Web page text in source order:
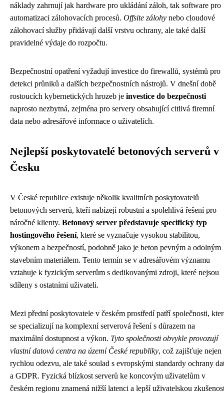
náklady zahrnují jak hardware pro ukládání záloh, tak software pro
automatizaci zálohovacích procesů. Offsite zálohy nebo cloudové
zálohovací služby přidávají další vrstvu ochrany, ale také další
pravidelné výdaje do rozpočtu.
Bezpečnostní opatření vyžadují investice do firewallů, systémů pro
detekci průniků a dalších bezpečnostních nástrojů. V dnešní době
rostoucích kybernetických hrozeb je investice do bezpečnosti
naprosto nezbytná, zejména pro servery obsahující citlivá firemní
data nebo adresářové informace o uživatelích.
Nejlepší poskytovatelé betonových serverů v
Česku
V České republice existuje několik kvalitních poskytovatelů
betonových serverů, kteří nabízejí robustní a spolehlivá řešení pro
náročné klienty. Betonový server představuje specifický typ
hostingového řešení, které se vyznačuje vysokou stabilitou,
výkonem a bezpečností, podobně jako je beton pevným a odolným
stavebním materiálem. Tento termín se v adresářovém významu
vztahuje k fyzickým serverům s dedikovanými zdroji, které nejsou
sdíleny s ostatními uživateli.
Mezi přední poskytovatele v českém prostředí patří společnosti,
se specializují na komplexní serverová řešení s důrazem na
maximální dostupnost a výkon. Tyto společnosti obvykle provozují
vlastní datová centra na území České republiky, což zajišťuje nejen
rychlou odezvu, ale také soulad s evropskými standardy ochrany
a GDPR. Fyzická blízkost serverů ke koncovým uživatelům v
českém regionu znamená nižší latenci a lepší uživatelskou